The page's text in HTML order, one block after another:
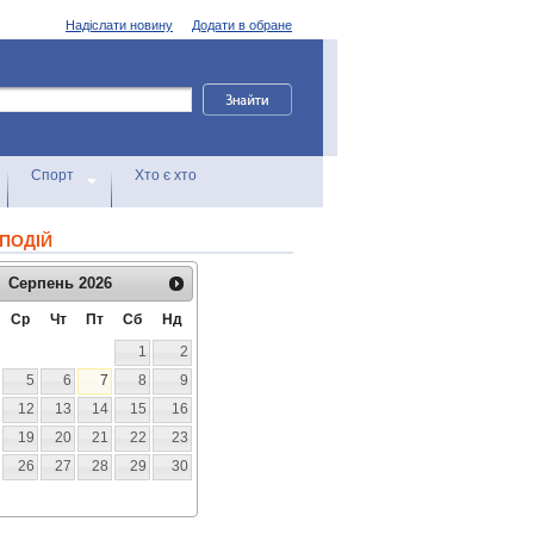
Додати в обране
Надіслати новину
Спорт Хто є хто
Серпень 2026
Ср Чт Пт Сб
Нд
1
2
5 6 7 8
9
12 13 14 15
16
19 20 21 22
23
26 27 28 29
30